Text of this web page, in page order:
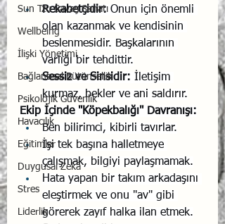
Sun Tzu Savaş Sanatı
Wellbeing
İlişki Yönetimi
Bağlantısal Bütünsellik
Psikolojik Güvenlik
Havacılık
Eğitimler
Duygusal Zekâ
Stres
Liderlik
Rekabetçidir: Onun için önemli
olan kazanmak ve kendisinin
beslenmesidir. Başkalarının
varlığı bir tehdittir.
Sessiz ve Sinsidir: İletişim
kurmaz, bekler ve ani saldırır.
Ekip İçinde "Köpekbalığı" Davranışı:
Ben bilirimci, kibirli tavırlar.
İşi tek başına halletmeye
çalışmak, bilgiyi paylaşmamak.
Hata yapan bir takım arkadaşını
eleştirmek ve onu "av" gibi
görerek zayıf halka ilan etmek.